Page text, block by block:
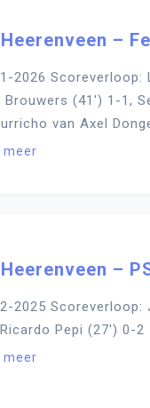
–
2026 Scoreverloop:
Brouwers (41′) 1-1,
van Axel
meer
–
2025 Scoreverloop:
Pepi (27′) 0-2
meer